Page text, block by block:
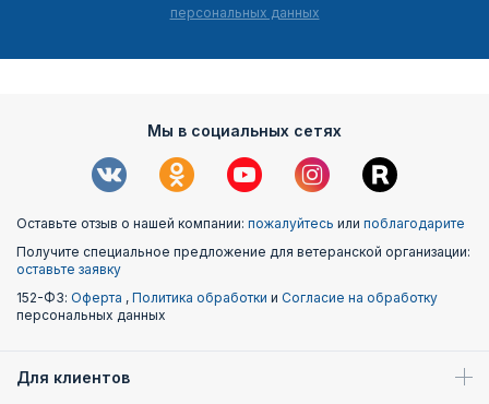
персональных данных
Мы в социальных сетях
Оставьте отзыв о нашей компании: пожалуйтесь или поблагодарите
Получите специальное предложение для ветеранской организации:
оставьте заявку
152-ФЗ: Оферта , Политика обработки и Согласие на обработку
персональных данных
Для клиентов